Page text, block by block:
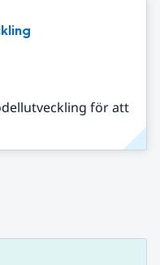
för att